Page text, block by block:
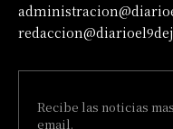
Recibe las noticias
email.